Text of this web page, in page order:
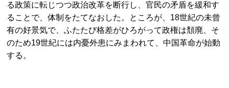
る政策に転じつつ政治改革を断行し、官民の矛盾を緩和す
ることで、体制をたてなおした。ところが、18世紀の未曾
有の好景気で、ふたたび格差がひろがって政権は頽廃、そ
のため19世紀には内憂外患にみまわれて、中国革命が始動
する。